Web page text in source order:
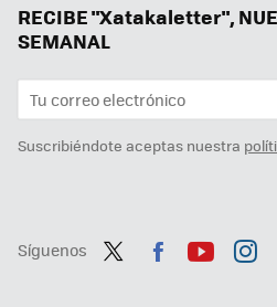
RECIBE "Xatakaletter",
SEMANAL
Suscribiéndote aceptas nuestra
Síguenos